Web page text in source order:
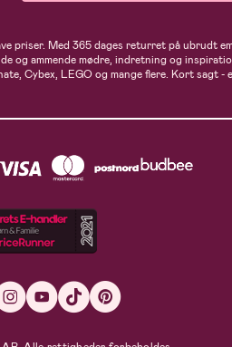
Med 365 dages returret på ubrudt
ammende mødre, indretning og
Cybex, LEGO og mange flere. Kort sagt